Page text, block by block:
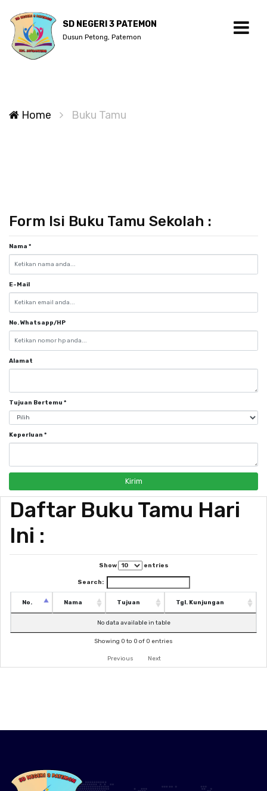
SD NEGERI 3 PATEMON
Dusun Petong, Patemon
Home Buku Tamu
Form Isi Buku Tamu Sekolah :
Nama *
E-Mail
No. Whatsapp/HP
Alamat
Tujuan Bertemu *
Keperluan *
Kirim
Daftar Buku Tamu Hari
Ini :
Show entries
Search:
No. Nama Tujuan Tgl. Kunjungan
No data available in table
Showing 0 to 0 of 0 entries
Previous Next